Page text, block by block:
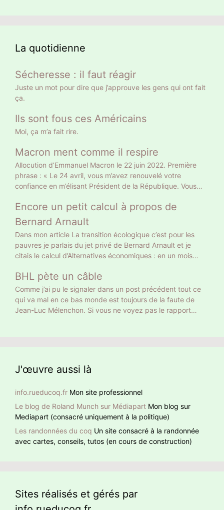
La quotidienne
Sécheresse : il faut réagir
Juste un mot pour dire que j’approuve les gens qui ont fait
ça.
Ils sont fous ces Américains
Moi, ça m’a fait rire.
Macron ment comme il respire
Allocution d’Emmanuel Macron le 22 juin 2022. Première
phrase : « Le 24 avril, vous m’avez renouvelé votre
confiance en m’élisant Président de la République. Vous
donnant une légitimité claire. » Gros mensonge. Le 10 avril
il a eu 9 783058 voix soit 27,85% des suffrages exprimés
et 20% des inscrits. Un Français sur 5 a approuvé son
projet tellement clair : retraite à 65 ans et allocataires du
RSA au turbin. Vous vous rappelez autre chose, vous ? Le
24 avril 18 768 639 électeurs ont voté Macron, le double.
Donc la moitié n’ont pas voté pour son projet mais pour
faire barrage à Marine Le Pen. Curieusement, sur les
chaînes d’info on commente, dans la presse écrite on
éditorialise. Peu ont pointé ce mensonge initial. Comment
faire confiance à quelqu’un qui ment dès la première
Encore un petit calcul à propos de
Bernard Arnault
Dans mon article La transition écologique c’est pour les
pauvres je parlais du jet privé de Bernard Arnault et je
citais le calcul d’Alternatives économiques : en un mois
Français moyen en 18 ans. On peut calculer autrement. 18
ans ce sont 216 mois. Donc Bernard Arnault a la même
empreinte carbone que 216 Français moyens. Et encore on
ne parle que de son jet privé. Ni de son yacht privé de 101
BHL pète un câble
Comme j’ai pu le signaler dans un post précédent tout ce
qui va mal en ce bas monde est toujours de la faute de
Jean-Luc Mélenchon. Si vous ne voyez pas le rapport
J'œuvre aussi là
info.rueducoq.fr Mon site professionnel
Le blog de Roland Munch sur Médiapart Mon blog sur
Mediapart (consacré uniquement à la politique)
Les randonnées du coq Un site consacré à la randonnée
avec cartes, conseils, tutos (en cours de construction)
Sites réalisés et gérés par